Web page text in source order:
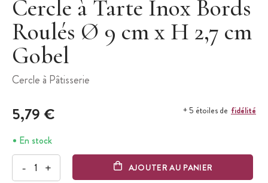
Cercle à Tarte Inox Bords
Roulés Ø 9 cm x H 2,7 cm
Gobel
Cercle à Pâtisserie
5,79 € + 5 étoiles de fidélité
En stock
- + AJOUTER AU PANIER